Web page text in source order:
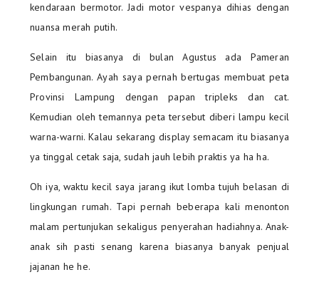
kendaraan bermotor. Jadi motor vespanya dihias dengan
nuansa merah putih.
Selain itu biasanya di bulan Agustus ada Pameran
Pembangunan. Ayah saya pernah bertugas membuat peta
Provinsi Lampung dengan papan tripleks dan cat.
Kemudian oleh temannya peta tersebut diberi lampu kecil
warna-warni. Kalau sekarang display semacam itu biasanya
ya tinggal cetak saja, sudah jauh lebih praktis ya ha ha.
Oh iya, waktu kecil saya jarang ikut lomba tujuh belasan di
lingkungan rumah. Tapi pernah beberapa kali menonton
malam pertunjukan sekaligus penyerahan hadiahnya. Anak-
anak sih pasti senang karena biasanya banyak penjual
jajanan he he.